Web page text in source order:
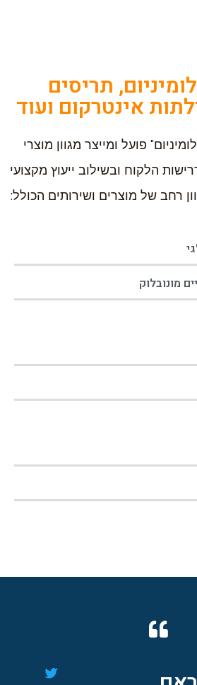
תריסים
אינטרקום ועוד
פועל ומייצר מגוון מוצרי
הלקוח ובשילוב ייעוץ מקצועי
רחב של מוצרים ושירותים הכולל:
מונובלוק